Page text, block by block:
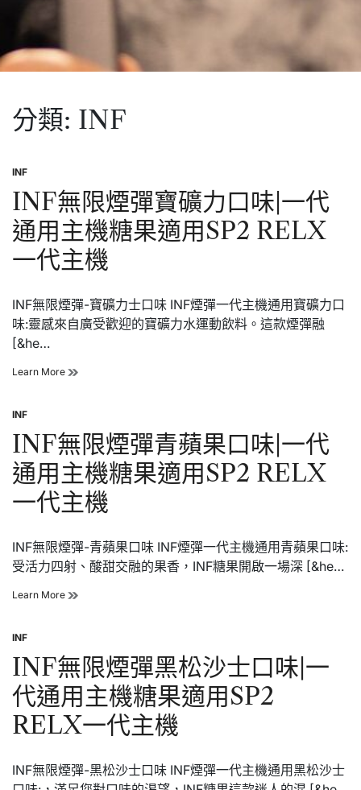
分類: INF
Posted
in
INF
INF無限煙彈寶礦力口味|一代
通用主機糖果適用SP2 RELX
一代主機
INF無限煙彈-寶礦力士口味 INF煙彈一代主機通用寶礦力口
味:靈感來自廣受歡迎的寶礦力水運動飲料。這款煙彈融
[&he…
Learn More INF
寶
礦
力
口
味|
一
通
用
主
糖
SP2
RELX
一
代
主
機
Posted
in
INF
INF無限煙彈青蘋果口味|一代
通用主機糖果適用SP2 RELX
一代主機
INF無限煙彈-青蘋果口味 INF煙彈一代主機通用青蘋果口味:
受活力四射、酸甜交融的果香，INF糖果開啟一場深 [&he…
Learn More INF
青
蘋
果
口
味|
通
用
Posted
in
INF
INF無限煙彈黑松沙士口味|一
代通用主機糖果適用SP2
RELX一代主機
INF無限煙彈-黑松沙士口味 INF煙彈一代主機通用黑松沙士